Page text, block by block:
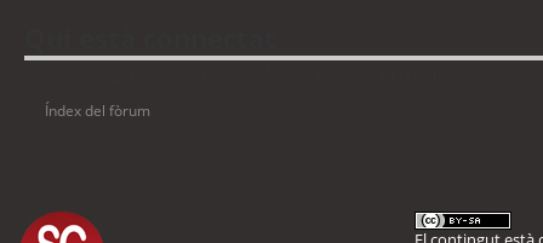
Índex del fòrum